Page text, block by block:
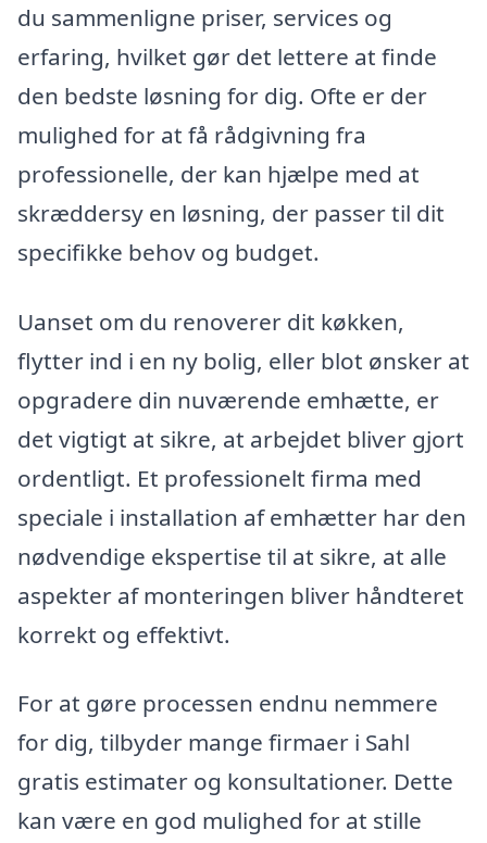
du sammenligne priser, services og
erfaring, hvilket gør det lettere at finde
den bedste løsning for dig. Ofte er der
mulighed for at få rådgivning fra
professionelle, der kan hjælpe med at
skræddersy en løsning, der passer til dit
specifikke behov og budget.
Uanset om du renoverer dit køkken,
flytter ind i en ny bolig, eller blot ønsker at
opgradere din nuværende emhætte, er
det vigtigt at sikre, at arbejdet bliver gjort
ordentligt. Et professionelt firma med
speciale i installation af emhætter har den
nødvendige ekspertise til at sikre, at alle
aspekter af monteringen bliver håndteret
korrekt og effektivt.
For at gøre processen endnu nemmere
for dig, tilbyder mange firmaer i Sahl
gratis estimater og konsultationer. Dette
kan være en god mulighed for at stille